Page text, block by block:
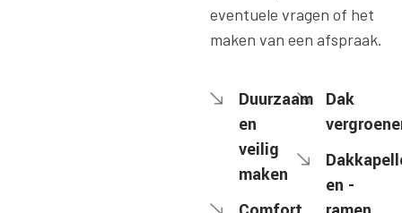
eventuele vragen of het
maken van een afspraak.
Duurzaam
en
veilig
maken
Dak
en -